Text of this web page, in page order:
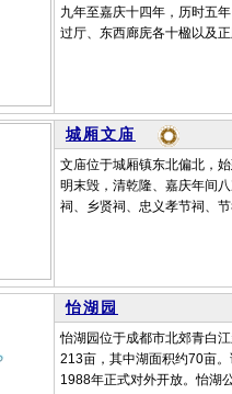
九年至嘉庆十四年，历时五
过厅、东西廊庑各十楹以及
城厢文庙
文庙位于城厢镇东北偏北，
明末毁，清乾隆、嘉庆年间
祠、乡贤祠、忠义孝节祠、
怡湖园
怡湖园位于成都市北郊青白
213亩，其中湖面积约70亩
1988年正式对外开放。怡湖